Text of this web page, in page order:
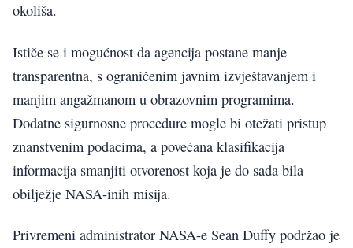
okoliša.
Ističe se i mogućnost da agencija postane manje
transparentna, s ograničenim javnim izvještavanjem i
manjim angažmanom u obrazovnim programima.
Dodatne sigurnosne procedure mogle bi otežati pristup
znanstvenim podacima, a povećana klasifikacija
informacija smanjiti otvorenost koja je do sada bila
obilježje NASA-inih misija.
Privremeni administrator NASA-e Sean Duffy podržao je